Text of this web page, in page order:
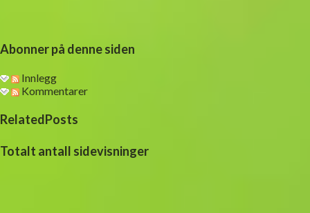
Abonner på denne siden
Innlegg
Kommentarer
RelatedPosts
Totalt antall sidevisninger